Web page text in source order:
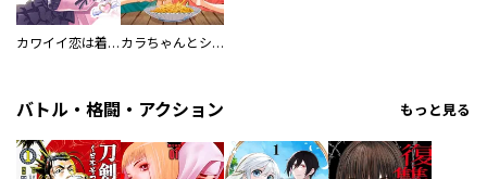
カワイイ恋は着飾らない カラちゃんとシトーさんと、 【分冊版】
バトル・格闘・アクション もっと見る